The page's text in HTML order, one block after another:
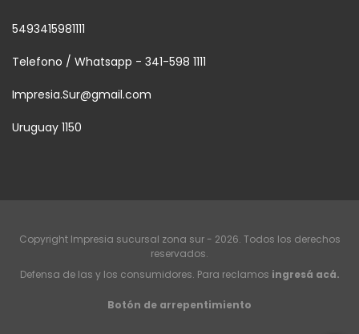
5493415981111
Telefono / Whatsapp - 341-598 1111
Impresia.Sur@gmail.com
Uruguay 1150
Copyright Impresia sucursal zona sur - 2026. Todos los derechos
reservados.
Defensa de las y los consumidores. Para reclamos ingresá acá.
Botón de arrepentimiento